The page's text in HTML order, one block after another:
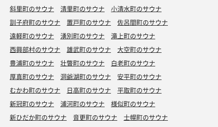
斜里町のサウナ
清里町のサウナ
小清水町のサウナ
訓子府町のサウナ
置戸町のサウナ
佐呂間町のサウナ
遠軽町のサウナ
湧別町のサウナ
滝上町のサウナ
西興部村のサウナ
雄武町のサウナ
大空町のサウナ
豊浦町のサウナ
壮瞥町のサウナ
白老町のサウナ
厚真町のサウナ
洞爺湖町のサウナ
安平町のサウナ
むかわ町のサウナ
日高町のサウナ
平取町のサウナ
新冠町のサウナ
浦河町のサウナ
様似町のサウナ
新ひだか町のサウナ
音更町のサウナ
士幌町のサウナ